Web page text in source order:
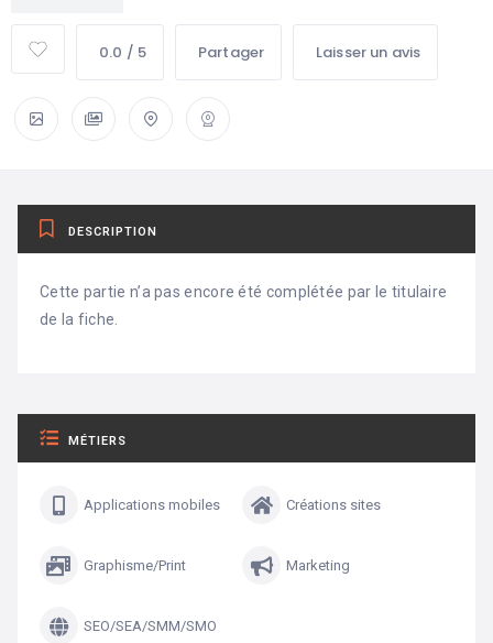
0.0 / 5 Partager Laisser un avis
DESCRIPTION
Cette partie n’a pas encore été complétée par le titulaire
de la fiche.
MÉTIERS
Applications mobiles Créations sites
Graphisme/Print Marketing
SEO/SEA/SMM/SMO